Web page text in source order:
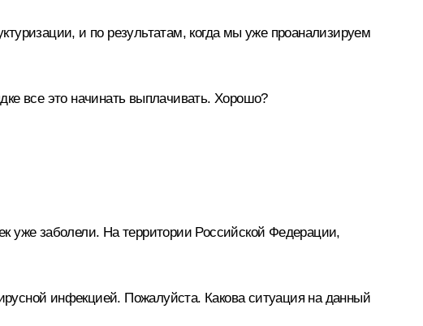
и по результатам, когда мы уже проанализируем
все это начинать выплачивать. Хорошо?
уже заболели. На территории Российской Федерации,
инфекцией. Пожалуйста. Какова ситуация на данный